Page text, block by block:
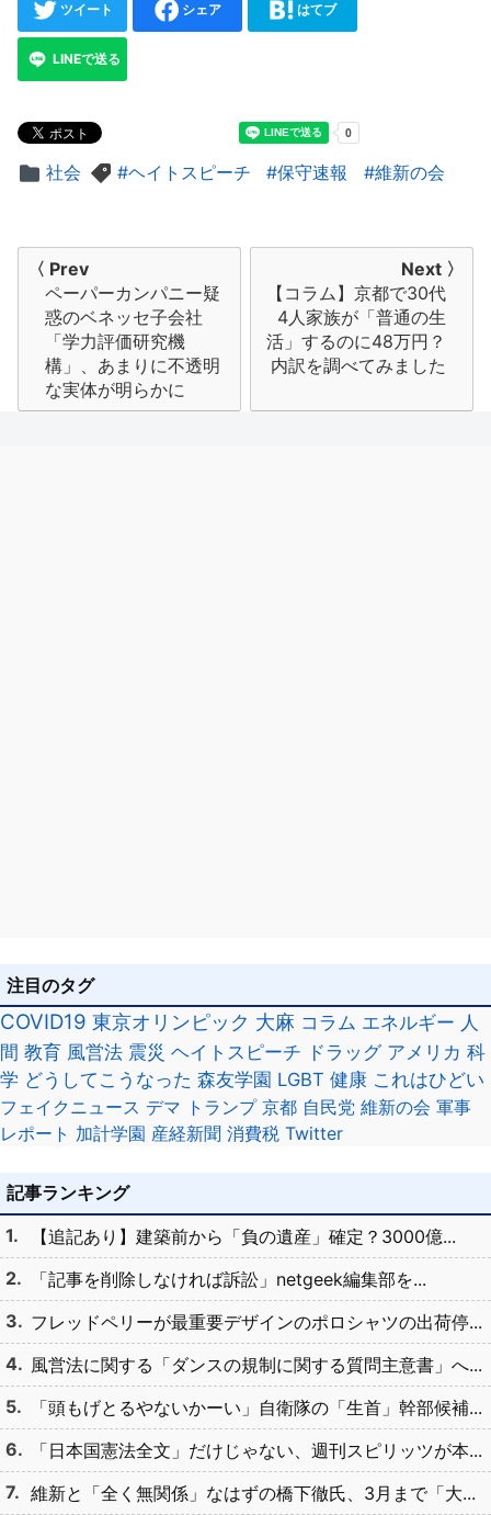
ツイート シェア はてブ
LINEで送る
社会 ヘイトスピーチ 保守速報 維新の会
〈 Prev
ペーパーカンパニー疑
惑のベネッセ子会社
「学力評価研究機
構」、あまりに不透明
な実体が明らかに
Next 〉
【コラム】京都で30代
4人家族が「普通の生
活」するのに48万円？
内訳を調べてみました
注目のタグ
COVID19 東京オリンピック 大麻 コラム エネルギー 人
間 教育 風営法 震災 ヘイトスピーチ ドラッグ アメリカ 科
学 どうしてこうなった 森友学園 LGBT 健康 これはひどい
フェイクニュース デマ トランプ 京都 自民党 維新の会 軍事
レポート 加計学園 産経新聞 消費税 Twitter
記事ランキング
【追記あり】建築前から「負の遺産」確定？3000億...
「記事を削除しなければ訴訟」netgeek編集部を...
フレッドペリーが最重要デザインのポロシャツの出荷停...
風営法に関する「ダンスの規制に関する質問主意書」へ...
「頭もげとるやないかーい」自衛隊の「生首」幹部候補...
「日本国憲法全文」だけじゃない、週刊スピリッツが本...
維新と「全く無関係」なはずの橋下徹氏、3月まで「大...